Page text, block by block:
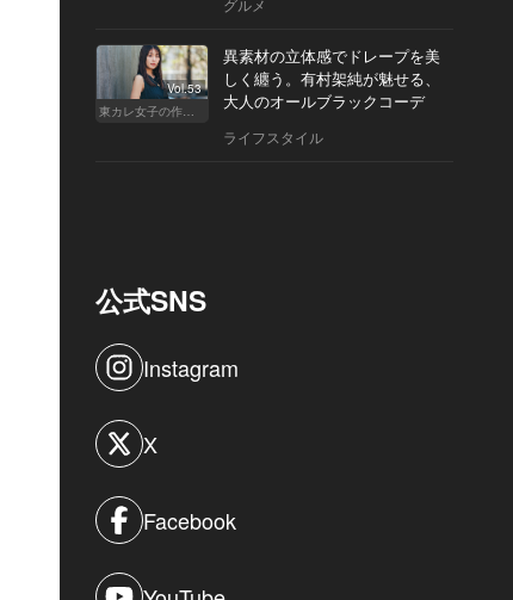
グルメ
Vol.53
東カレ女子の作り方
異素材の立体感でドレープを美
しく纏う。有村架純が魅せる、
大人のオールブラックコーデ
ライフスタイル
公式SNS
Instagram
X
Facebook